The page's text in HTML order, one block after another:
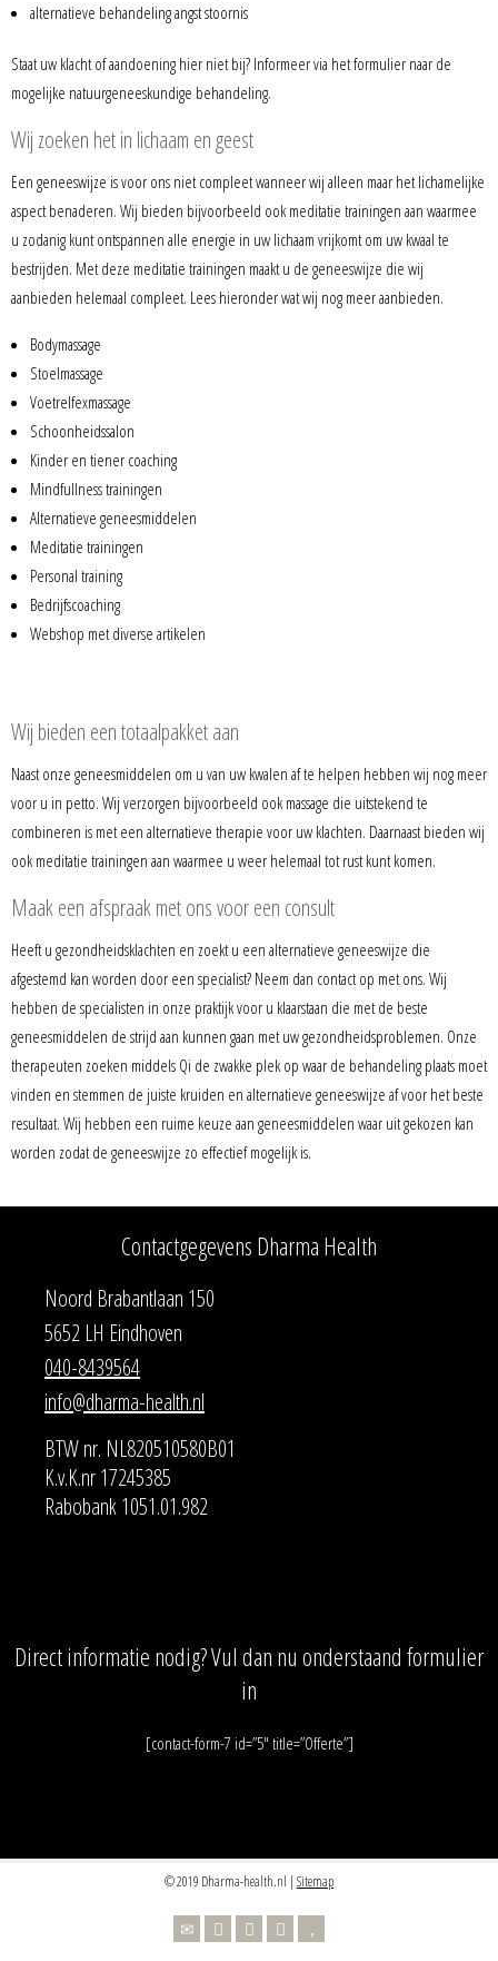
alternatieve behandeling angst stoornis
Staat uw klacht of aandoening hier niet bij? Informeer via het formulier naar de
mogelijke natuurgeneeskundige behandeling.
Wij zoeken het in lichaam en geest
Een geneeswijze is voor ons niet compleet wanneer wij alleen maar het lichamelijke
aspect benaderen. Wij bieden bijvoorbeeld ook meditatie trainingen aan waarmee
u zodanig kunt ontspannen alle energie in uw lichaam vrijkomt om uw kwaal te
bestrijden. Met deze meditatie trainingen maakt u de geneeswijze die wij
aanbieden helemaal compleet. Lees hieronder wat wij nog meer aanbieden.
Bodymassage
Stoelmassage
Voetrelfexmassage
Schoonheidssalon
Kinder en tiener coaching
Mindfullness trainingen
Alternatieve geneesmiddelen
Meditatie trainingen
Personal training
Bedrijfscoaching
Webshop met diverse artikelen
Wij bieden een totaalpakket aan
Naast onze geneesmiddelen om u van uw kwalen af te helpen hebben wij nog meer
voor u in petto. Wij verzorgen bijvoorbeeld ook massage die uitstekend te
combineren is met een alternatieve therapie voor uw klachten. Daarnaast bieden wij
ook meditatie trainingen aan waarmee u weer helemaal tot rust kunt komen.
Maak een afspraak met ons voor een consult
Heeft u gezondheidsklachten en zoekt u een alternatieve geneeswijze die
afgestemd kan worden door een specialist? Neem dan contact op met ons. Wij
hebben de specialisten in onze praktijk voor u klaarstaan die met de beste
geneesmiddelen de strijd aan kunnen gaan met uw gezondheidsproblemen. Onze
therapeuten zoeken middels Qi de zwakke plek op waar de behandeling plaats moet
vinden en stemmen de juiste kruiden en alternatieve geneeswijze af voor het beste
resultaat. Wij hebben een ruime keuze aan geneesmiddelen waar uit gekozen kan
worden zodat de geneeswijze zo effectief mogelijk is.
Contactgegevens Dharma Health
Noord Brabantlaan 150
5652 LH Eindhoven
040-8439564
info@dharma-health.nl
BTW nr. NL820510580B01
K.v.K.nr 17245385
Rabobank 1051.01.982
Direct informatie nodig? Vul dan nu onderstaand formulier
in
[contact-form-7 id=”5″ title=”Offerte”]
© 2019 Dharma-health.nl | Sitemap